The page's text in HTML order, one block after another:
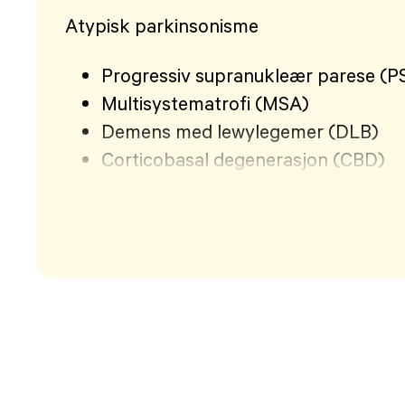
Atypisk parkinsonisme
Progressiv supranukleær parese
Multisystematrofi (MSA)
Demens med lewylegemer (DLB)
Corticobasal degenerasjon (CBD)